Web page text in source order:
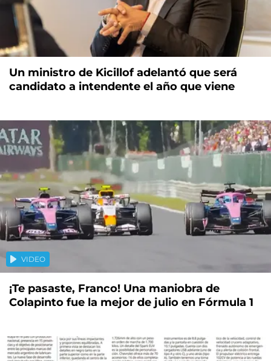
Un ministro de Kicillof adelantó que será
candidato a intendente el año que viene
VIDEO
¡Te pasaste, Franco! Una maniobra de
Colapinto fue la mejor de julio en Fórmula 1